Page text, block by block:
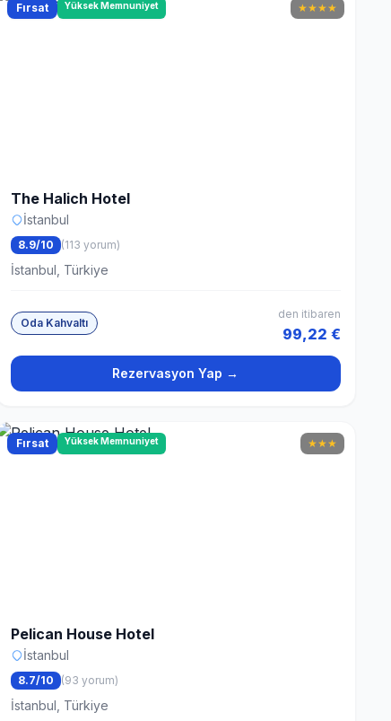
Fırsat Yüksek Memnuniyet ★★★★
The Halich Hotel
İstanbul
8.9/10 (113 yorum)
İstanbul, Türkiye
Oda Kahvaltı
den itibaren
99,22 €
Rezervasyon Yap →
Fırsat Yüksek Memnuniyet ★★★
Pelican House Hotel
İstanbul
8.7/10 (93 yorum)
İstanbul, Türkiye